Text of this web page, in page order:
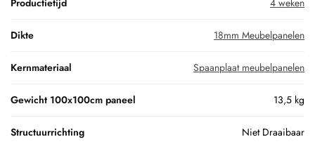
Dikte 18mm Meubelpanelen
Kernmateriaal Spaanplaat meubelpanelen
Gewicht 100x100cm paneel 13,5 kg
Structuurrichting Niet Draaibaar